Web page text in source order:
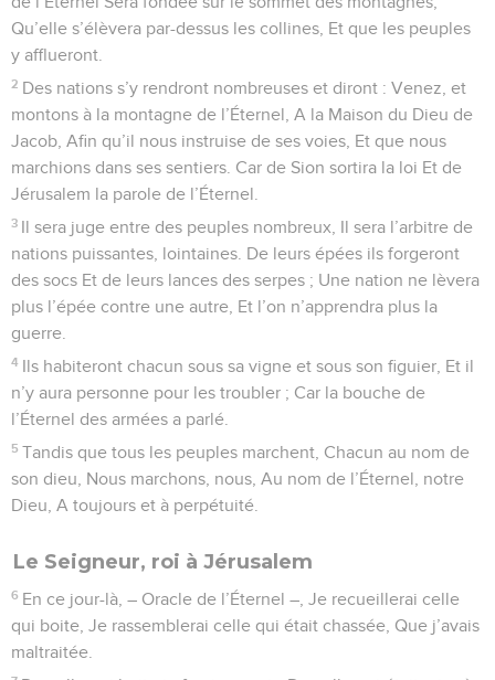
Qu’elle s’élèvera par-dessus les collines, Et que les peuples
y afflueront.
2 Des nations s’y rendront nombreuses et diront : Venez, et
montons à la montagne de l’Éternel, A la Maison du Dieu de
Jacob, Afin qu’il nous instruise de ses voies, Et que nous
marchions dans ses sentiers. Car de Sion sortira la loi Et de
Jérusalem la parole de l’Éternel.
3 Il sera juge entre des peuples nombreux, Il sera l’arbitre de
nations puissantes, lointaines. De leurs épées ils forgeront
des socs Et de leurs lances des serpes ; Une nation ne lèvera
plus l’épée contre une autre, Et l’on n’apprendra plus la
guerre.
4 Ils habiteront chacun sous sa vigne et sous son figuier, Et il
n’y aura personne pour les troubler ; Car la bouche de
l’Éternel des armées a parlé.
5 Tandis que tous les peuples marchent, Chacun au nom de
son dieu, Nous marchons, nous, Au nom de l’Éternel, notre
Dieu, A toujours et à perpétuité.
Le Seigneur, roi à Jérusalem
6 En ce jour-là, – Oracle de l’Éternel –, Je recueillerai celle
qui boite, Je rassemblerai celle qui était chassée, Que j’avais
maltraitée.